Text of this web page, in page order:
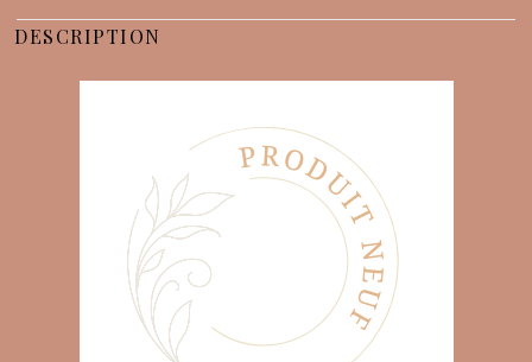
DESCRIPTION